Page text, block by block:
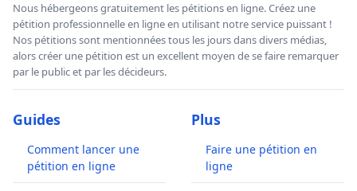
Nous hébergeons gratuitement les pétitions en ligne. Créez une
pétition professionnelle en ligne en utilisant notre service puissant !
Nos pétitions sont mentionnées tous les jours dans divers médias,
alors créer une pétition est un excellent moyen de se faire remarquer
par le public et par les décideurs.
Guides
Comment lancer une
pétition en ligne
Plus
Faire une pétition en
ligne